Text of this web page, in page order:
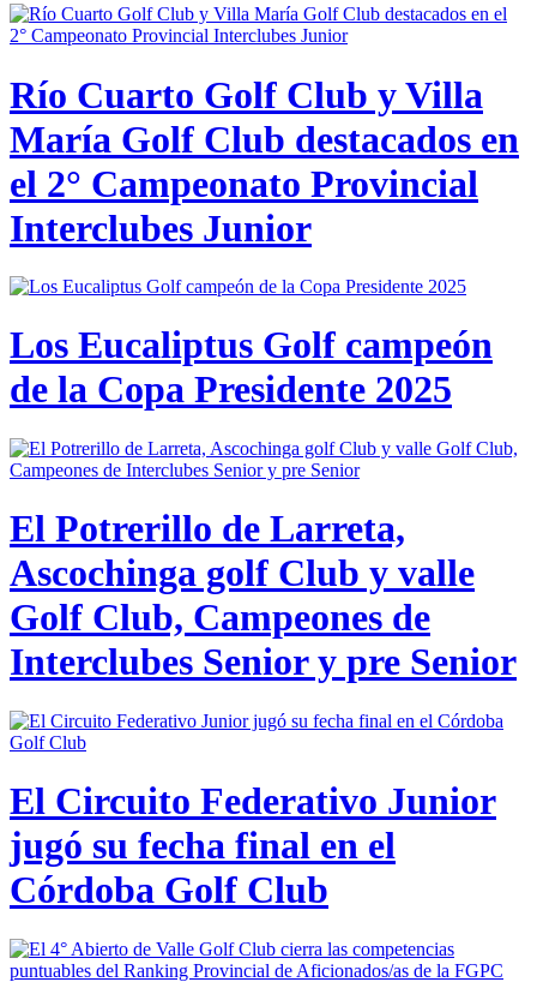
Río Cuarto Golf Club y Villa
María Golf Club destacados en
el 2° Campeonato Provincial
Interclubes Junior
Los Eucaliptus Golf campeón
de la Copa Presidente 2025
El Potrerillo de Larreta,
Ascochinga golf Club y valle
Golf Club, Campeones de
Interclubes Senior y pre Senior
El Circuito Federativo Junior
jugó su fecha final en el
Córdoba Golf Club